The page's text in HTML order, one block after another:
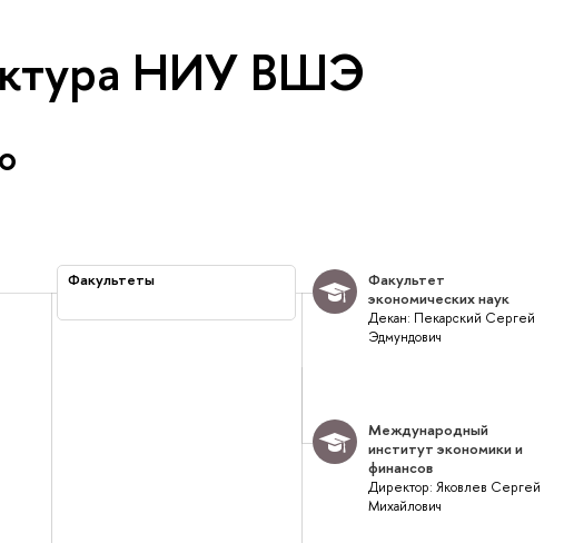
НИУ ВШЭ
Факультеты
Факультет
экономических наук
Декан: Пекарский Сергей
Эдмундович
Международный
институт экономики и
финансов
Директор: Яковлев Сергей
Михайлович